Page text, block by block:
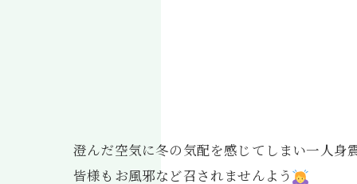
澄んだ空気に冬の気配を感じてしまい一人身
皆様もお風邪など召されませんよう